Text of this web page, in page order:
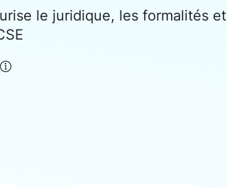
le juridique, les formalités et